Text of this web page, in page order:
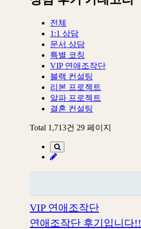
전체
1:1 상담
문서 상담
특별 코칭
VIP 연애조작단
블랙 컨설팅
리본 프로젝트
알파 프로젝트
결혼 컨설팅
Total 1,713건 29 페이지
VIP 연애조작단
연애조작단 후기입니다!!